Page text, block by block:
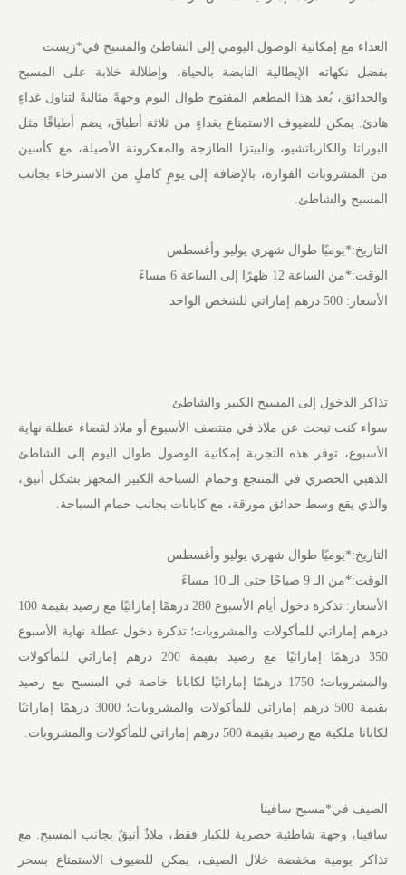
الغداء مع إمكانية الوصول اليومي إلى الشاطئ والمسبح في*زيست
بفضل نكهاته الإيطالية النابضة بالحياة، وإطلالة خلابة على المسبح
والحدائق، يُعد هذا المطعم المفتوح طوال اليوم وجهةً مثاليةً لتناول غداءٍ
هادئ. يمكن للضيوف الاستمتاع بغداءٍ من ثلاثة أطباق، يضم أطباقًا مثل
البوراتا والكارباتشيو، والبيتزا الطازجة والمعكرونة الأصيلة، مع كأسين
من المشروبات الفوارة، بالإضافة إلى يومٍ كاملٍ من الاسترخاء بجانب
المسبح والشاطئ.
التاريخ:*يوميًا طوال شهري يوليو وأغسطس
الوقت:*من الساعة 12 ظهرًا إلى الساعة 6 مساءً
الأسعار: 500 درهم إماراتي للشخص الواحد
تذاكر الدخول إلى المسبح الكبير والشاطئ
سواء كنت تبحث عن ملاذ في منتصف الأسبوع أو ملاذ لقضاء عطلة نهاية
الأسبوع، توفر هذه التجربة إمكانية الوصول طوال اليوم إلى الشاطئ
الذهبي الحصري في المنتجع وحمام السباحة الكبير المجهز بشكل أنيق،
والذي يقع وسط حدائق مورقة، مع كابانات بجانب حمام السباحة.
التاريخ:*يوميًا طوال شهري يوليو وأغسطس
الوقت:*من الـ 9 صباحًا حتى الـ 10 مساءً
الأسعار: تذكرة دخول أيام الأسبوع 280 درهمًا إماراتيًا مع رصيد بقيمة 100
درهم إماراتي للمأكولات والمشروبات؛ تذكرة دخول عطلة نهاية الأسبوع
350 درهمًا إماراتيًا مع رصيد بقيمة 200 درهم إماراتي للمأكولات
والمشروبات؛ 1750 درهمًا إماراتيًا لكابانا خاصة في المسبح مع رصيد
بقيمة 500 درهم إماراتي للمأكولات والمشروبات؛ 3000 درهمًا إماراتيًا
لكابانا ملكية مع رصيد بقيمة 500 درهم إماراتي للمأكولات والمشروبات.
الصيف في*مسبح سافينا
سافينا، وجهة شاطئية حصرية للكبار فقط، ملاذٌ أنيقٌ بجانب المسبح. مع
تذاكر يومية مخفضة خلال الصيف، يمكن للضيوف الاستمتاع بسحر